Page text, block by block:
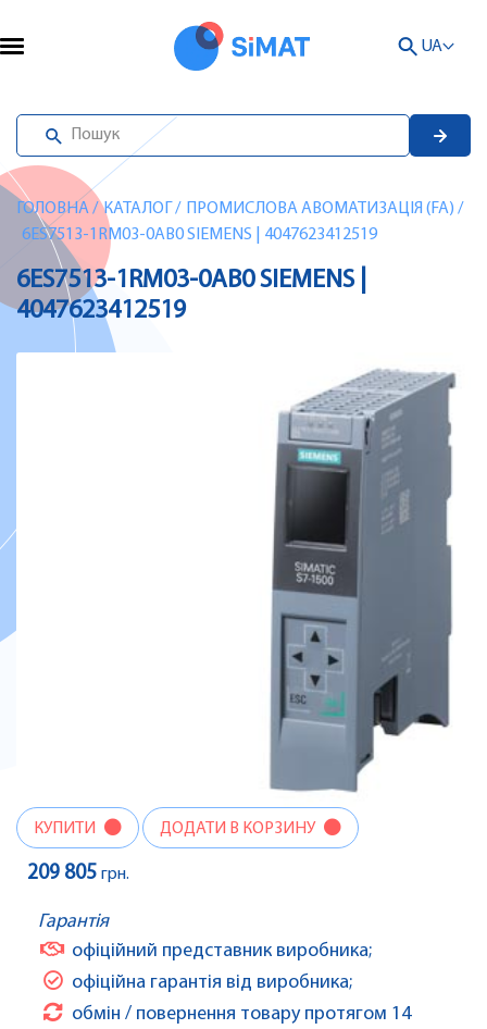
UA
ГОЛОВНА/ КАТАЛОГ / ПРОМИСЛОВА АВОМАТИЗАЦІЯ (FA) /
6ES7513-1RM03-0AB0 SIEMENS | 4047623412519
6ES7513-1RM03-0AB0 SIEMENS |
4047623412519
КУПИТИ ДОДАТИ В КОРЗИНУ
209 805 грн.
Гарантія
офіційний представник виробника;
офіційна гарантія від виробника;
обмін / повернення товару протягом 14